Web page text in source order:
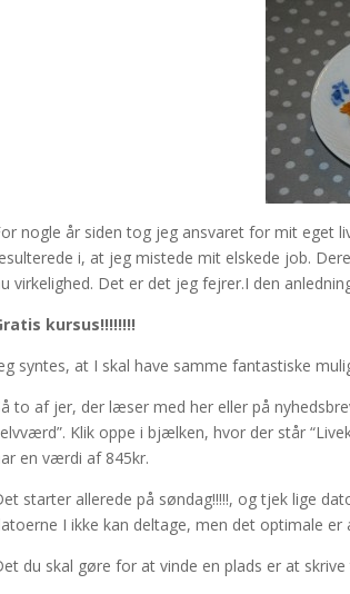
nogle år siden tog jeg ansvaret for mit eget
i, at jeg mistede mit elskede job.
virkelighed. Det er det jeg fejrer.I den
kursus!!!!!!!!
syntes, at I skal have samme fantastiske
to af jer, der læser med her eller på
Klik oppe i bjælken, hvor der står
en værdi af 845kr.
starter allerede på søndag!!!!!, og tjek lige
I ikke kan deltage, men det optimale er
du skal gøre for at vinde en plads er at